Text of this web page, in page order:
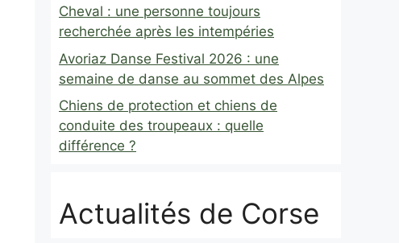
Cheval : une personne toujours
recherchée après les intempéries
Avoriaz Danse Festival 2026 : une
semaine de danse au sommet des Alpes
Chiens de protection et chiens de
conduite des troupeaux : quelle
différence ?
Actualités de Corse